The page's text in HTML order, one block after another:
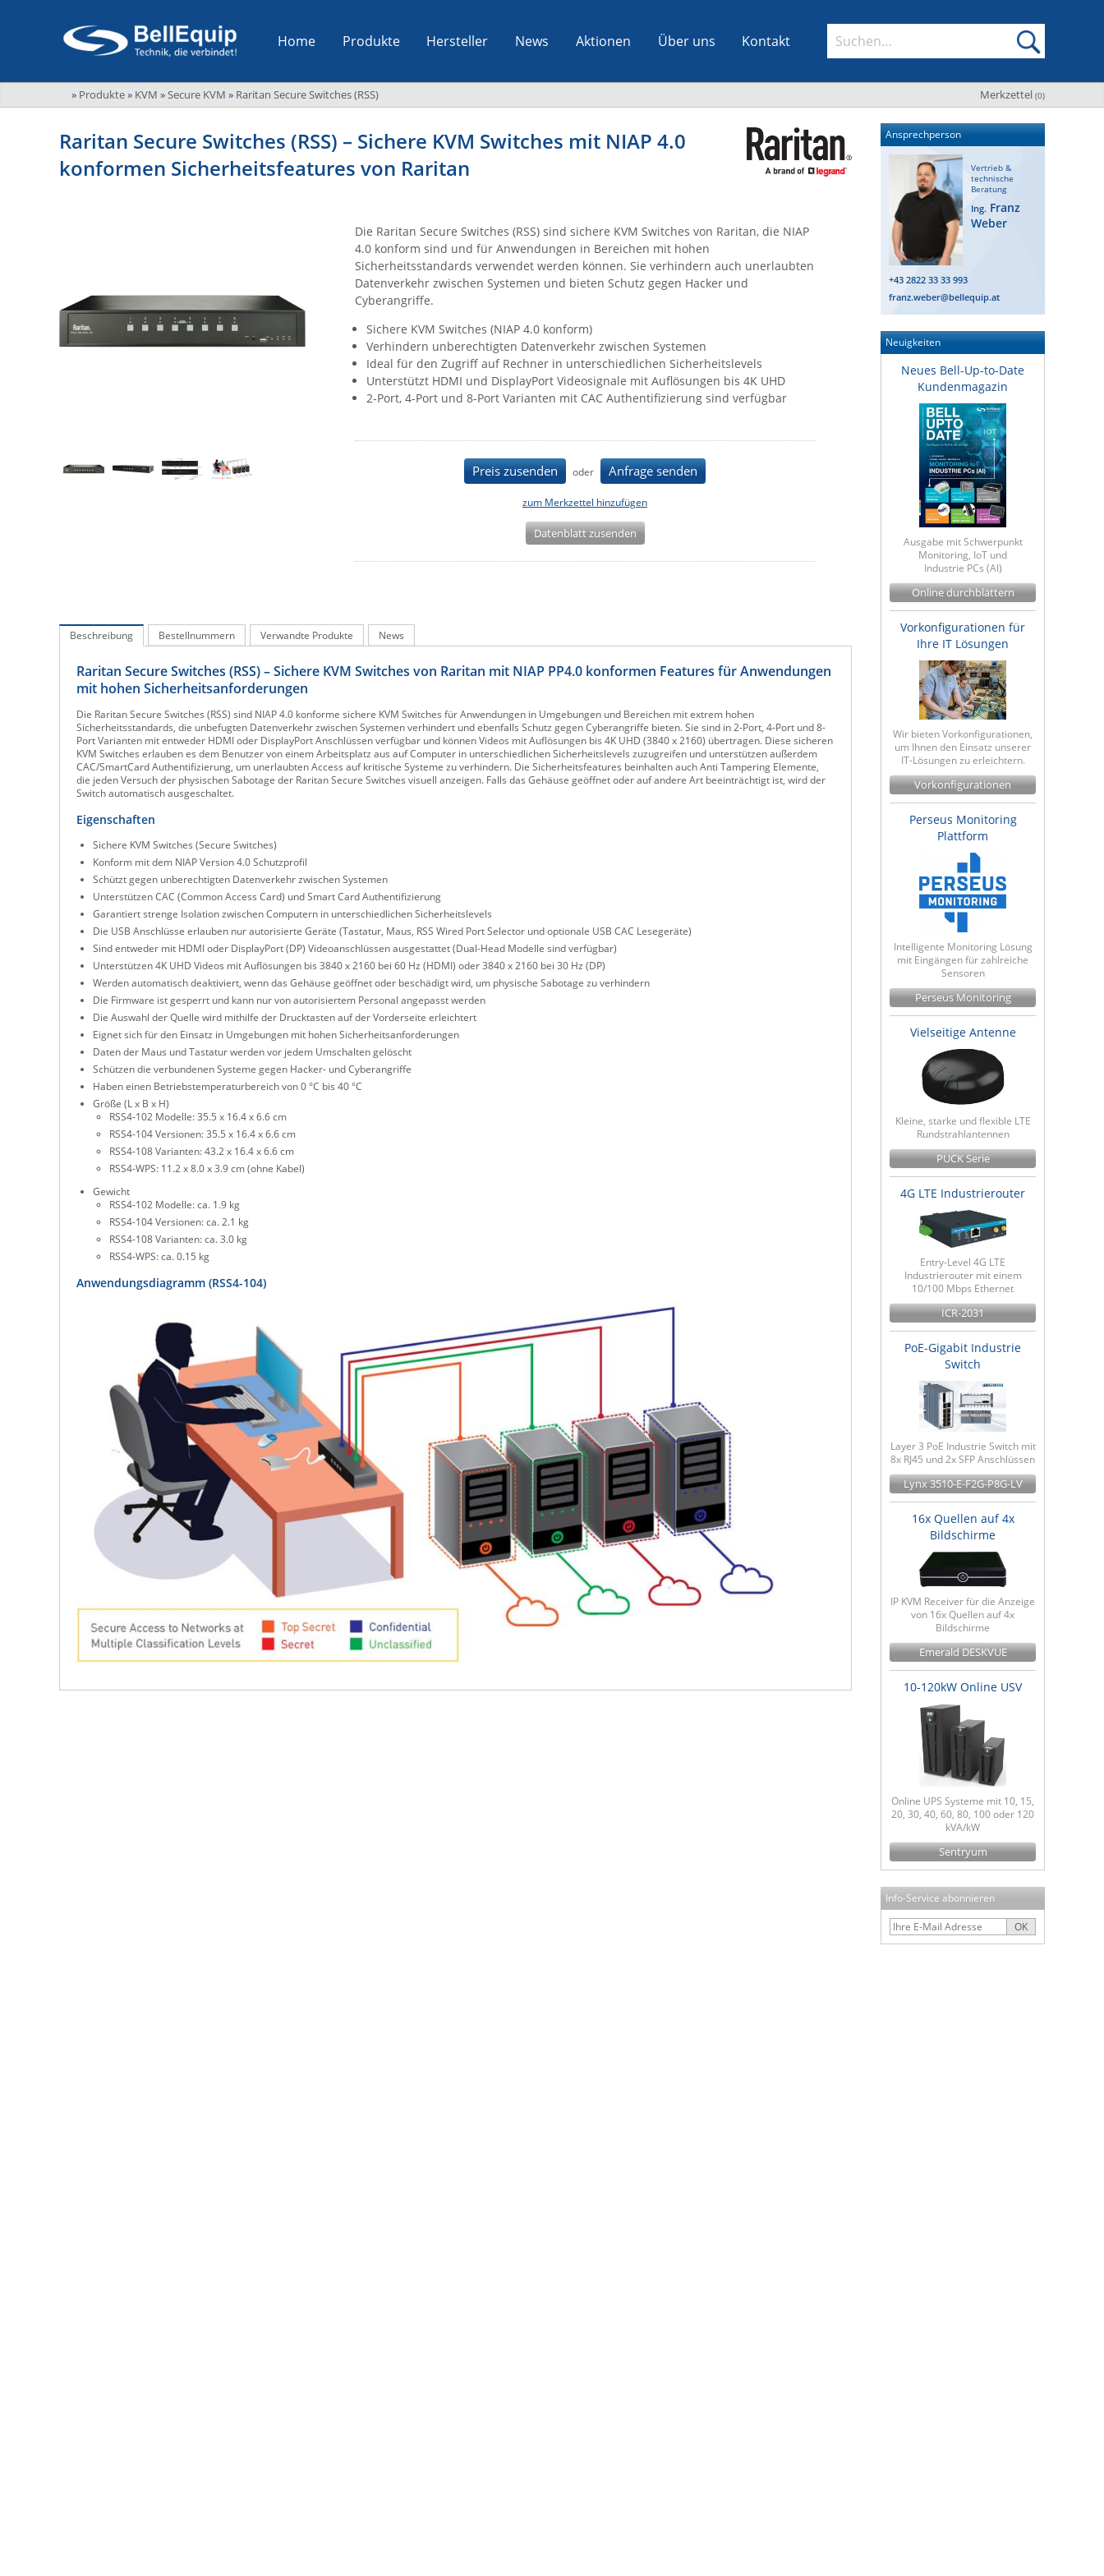
Home Produkte Hersteller News Aktionen Über uns Kontakt
Merkzettel (0)
» Produkte» KVM »Secure KVM » Raritan Secure Switches (RSS)
Raritan Secure Switches (RSS) – Sichere KVM Switches mit NIAP 4.0
konformen Sicherheitsfeatures von Raritan
Die Raritan Secure Switches (RSS) sind sichere KVM Switches von Raritan, die NIAP
4.0 konform sind und für Anwendungen in Bereichen mit hohen
Sicherheitsstandards verwendet werden können. Sie verhindern auch unerlaubten
Datenverkehr zwischen Systemen und bieten Schutz gegen Hacker und
Cyberangriffe.
Sichere KVM Switches (NIAP 4.0 konform)
Verhindern unberechtigten Datenverkehr zwischen Systemen
Ideal für den Zugriff auf Rechner in unterschiedlichen Sicherheitslevels
Unterstützt HDMI und DisplayPort Videosignale mit Auflösungen bis 4K UHD
2-Port, 4-Port und 8-Port Varianten mit CAC Authentifizierung sind verfügbar
Preis zusenden oder Anfrage senden
zum Merkzettel hinzufügen
Datenblatt zusenden
Beschreibung Bestellnummern Verwandte Produkte News
Raritan Secure Switches (RSS) – Sichere KVM Switches von Raritan mit NIAP PP4.0 konformen Features für Anwendungen
mit hohen Sicherheitsanforderungen
Die Raritan Secure Switches (RSS) sind NIAP 4.0 konforme sichere KVM Switches für Anwendungen in Umgebungen und Bereichen mit extrem hohen
Sicherheitsstandards, die unbefugten Datenverkehr zwischen Systemen verhindert und ebenfalls Schutz gegen Cyberangriffe bieten. Sie sind in 2-Port, 4-Port und 8-
Port Varianten mit entweder HDMI oder DisplayPort Anschlüssen verfügbar und können Videos mit Auflösungen bis 4K UHD (3840 x 2160) übertragen. Diese sicheren
KVM Switches erlauben es dem Benutzer von einem Arbeitsplatz aus auf Computer in unterschiedlichen Sicherheitslevels zuzugreifen und unterstützen außerdem
CAC/SmartCard Authentifizierung, um unerlaubten Access auf kritische Systeme zu verhindern. Die Sicherheitsfeatures beinhalten auch Anti Tampering Elemente,
die jeden Versuch der physischen Sabotage der Raritan Secure Switches visuell anzeigen. Falls das Gehäuse geöffnet oder auf andere Art beeinträchtigt ist, wird der
Switch automatisch ausgeschaltet.
Eigenschaften
Sichere KVM Switches (Secure Switches)
Konform mit dem NIAP Version 4.0 Schutzprofil
Schützt gegen unberechtigten Datenverkehr zwischen Systemen
Unterstützen CAC (Common Access Card) und Smart Card Authentifizierung
Garantiert strenge Isolation zwischen Computern in unterschiedlichen Sicherheitslevels
Die USB Anschlüsse erlauben nur autorisierte Geräte (Tastatur, Maus, RSS Wired Port Selector und optionale USB CAC Lesegeräte)
Sind entweder mit HDMI oder DisplayPort (DP) Videoanschlüssen ausgestattet (Dual-Head Modelle sind verfügbar)
Unterstützen 4K UHD Videos mit Auflösungen bis 3840 x 2160 bei 60 Hz (HDMI) oder 3840 x 2160 bei 30 Hz (DP)
Werden automatisch deaktiviert, wenn das Gehäuse geöffnet oder beschädigt wird, um physische Sabotage zu verhindern
Die Firmware ist gesperrt und kann nur von autorisiertem Personal angepasst werden
Die Auswahl der Quelle wird mithilfe der Drucktasten auf der Vorderseite erleichtert
Eignet sich für den Einsatz in Umgebungen mit hohen Sicherheitsanforderungen
Daten der Maus und Tastatur werden vor jedem Umschalten gelöscht
Schützen die verbundenen Systeme gegen Hacker- und Cyberangriffe
Haben einen Betriebstemperaturbereich von 0 °C bis 40 °C
Größe (L x B x H)
RSS4-102 Modelle: 35.5 x 16.4 x 6.6 cm
RSS4-104 Versionen: 35.5 x 16.4 x 6.6 cm
RSS4-108 Varianten: 43.2 x 16.4 x 6.6 cm
RSS4-WPS: 11.2 x 8.0 x 3.9 cm (ohne Kabel)
Gewicht
RSS4-102 Modelle: ca. 1.9 kg
RSS4-104 Versionen: ca. 2.1 kg
RSS4-108 Varianten: ca. 3.0 kg
RSS4-WPS: ca. 0.15 kg
Anwendungsdiagramm (RSS4-104)
Ansprechperson
Vertrieb &
technische
Beratung
Ing. Franz
Weber
+43 2822 33 33 993
franz.weber@bellequip.at
Neuigkeiten
Neues Bell-Up-to-Date
Kundenmagazin
Ausgabe mit Schwerpunkt
Monitoring, IoT und
Industrie PCs (AI)
Online durchblättern
Vorkonfigurationen für
Ihre IT Lösungen
Wir bieten Vorkonfigurationen,
um Ihnen den Einsatz unserer
IT-Lösungen zu erleichtern.
Vorkonfigurationen
Perseus Monitoring
Plattform
Intelligente Monitoring Lösung
mit Eingängen für zahlreiche
Sensoren
Perseus Monitoring
Vielseitige Antenne
Kleine, starke und flexible LTE
Rundstrahlantennen
PUCK Serie
4G LTE Industrierouter
Entry-Level 4G LTE
Industrierouter mit einem
10/100 Mbps Ethernet
ICR-2031
PoE-Gigabit Industrie
Switch
Layer 3 PoE Industrie Switch mit
8x RJ45 und 2x SFP Anschlüssen
Lynx 3510-E-F2G-P8G-LV
16x Quellen auf 4x
Bildschirme
IP KVM Receiver für die Anzeige
von 16x Quellen auf 4x
Bildschirme
Emerald DESKVUE
10-120kW Online USV
Online UPS Systeme mit 10, 15,
20, 30, 40, 60, 80, 100 oder 120
kVA/kW
Sentryum
Info-Service abonnieren
OK